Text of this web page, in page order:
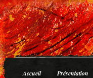
Accueil Présentation